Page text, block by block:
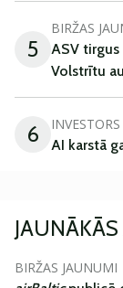
5
BIRŽAS
ASV
Volstrītu
6
AI karstā
BIRŽAS JAUNUMI